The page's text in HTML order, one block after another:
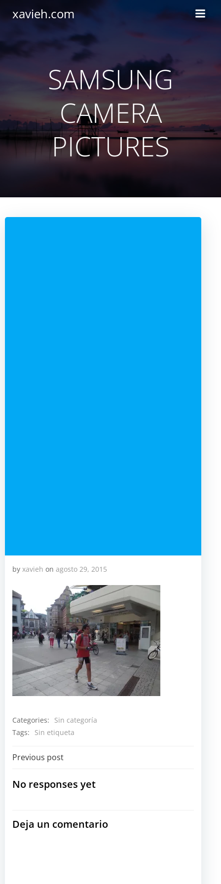
xavieh.com
SAMSUNG
CAMERA
PICTURES
by xavieh on agosto 29, 2015
Categories:
Sin categoría
Tags:
Sin etiqueta
Navegación
por
entradas
Previous post
No responses yet
Deja un comentario